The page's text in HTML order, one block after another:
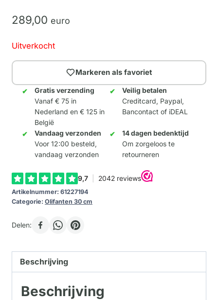
289,00 euro
Uitverkocht
Markeren als favoriet
Gratis verzending
Vanaf € 75 in
Nederland en € 125 in
België
Veilig betalen
Creditcard, Paypal,
Bancontact of iDEAL
Vandaag verzonden
Voor 12:00 besteld,
vandaag verzonden
14 dagen bedenktijd
Om zorgeloos te
retourneren
Artikelnummer: 61227194
Categorie: Olifanten 30 cm
Delen:
Beschrijving
Beschrijving